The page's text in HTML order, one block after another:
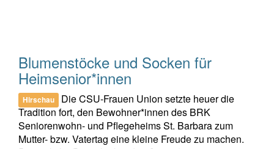
Blumenstöcke und Socken für
Heimsenior*innen
Hirschau
Die CSU-Frauen Union setzte heuer die
Tradition fort, den Bewohner*innen des BRK
Seniorenwohn- und Pflegeheims St. Barbara zum
Mutter- bzw. Vatertag eine kleine Freude zu machen.